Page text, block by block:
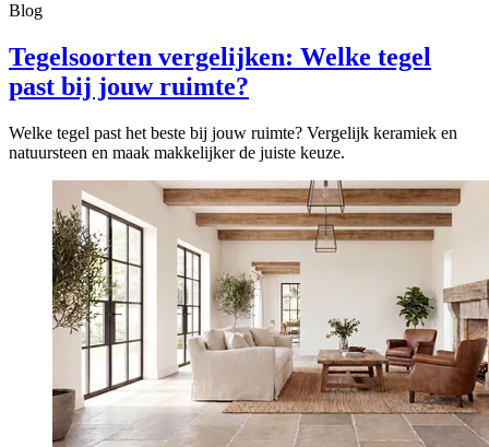
Blog
Tegelsoorten vergelijken: Welke tegel
past bij jouw ruimte?
Welke tegel past het beste bij jouw ruimte? Vergelijk keramiek en
natuursteen en maak makkelijker de juiste keuze.